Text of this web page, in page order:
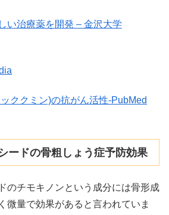
い治療薬を開発 – 金沢大学
ククミン)の抗がん活性-PubMed
ードの骨粗しょう症予防効果
のチモキノンという成分には骨形成
微量で効果があると言われていま